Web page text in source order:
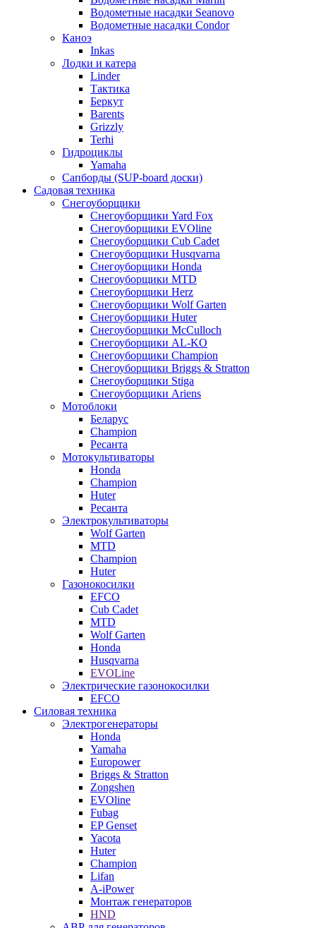
Водометные насадки Seanovo
Водометные насадки Condor
Каноэ
Inkas
Лодки и катера
Linder
Тактика
Беркут
Barents
Grizzly
Terhi
Гидроциклы
Yamaha
Сапборды (SUP-board доски)
Садовая техника
Снегоуборщики
Снегоуборщики Yard Fox
Снегоуборщики EVOline
Снегоуборщики Cub Cadet
Снегоуборщики Husqvarna
Снегоуборщики Honda
Снегоуборщики MTD
Снегоуборщики Herz
Снегоуборщики Wolf Garten
Снегоуборщики Huter
Снегоуборщики McCulloch
Снегоуборщики AL-KO
Снегоуборщики Champion
Снегоуборщики Briggs & Stratton
Снегоуборщики Stiga
Снегоуборщики Ariens
Мотоблоки
Беларус
Champion
Ресанта
Мотокультиваторы
Honda
Champion
Huter
Ресанта
Электрокультиваторы
Wolf Garten
MTD
Champion
Huter
Газонокосилки
EFCO
Cub Cadet
MTD
Wolf Garten
Honda
Husqvarna
EVOLine
Электрические газонокосилки
EFCO
Силовая техника
Электрогенераторы
Honda
Yamaha
Europower
Briggs & Stratton
Zongshen
EVOline
Fubag
EP Genset
Yacota
Huter
Champion
Lifan
A-iPower
Монтаж генераторов
HND